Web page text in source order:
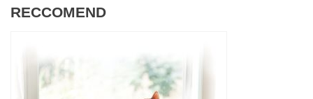
RECCOMEND